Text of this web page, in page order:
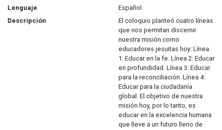
Lenguaje
Español
Descripción
El coloquio planteó cuatro líneas
que nos permitan discernir
nuestra misión como
educadores jesuitas hoy: Línea
1: Educar en la fe. Línea 2: Educar
en profundidad. Línea 3: Educar
para la reconciliación. Línea 4:
Educar para la ciudadanía
global. El objetivo de nuestra
misión hoy, por lo tanto, es
educar en la excelencia humana
que lleve a un futuro lleno de